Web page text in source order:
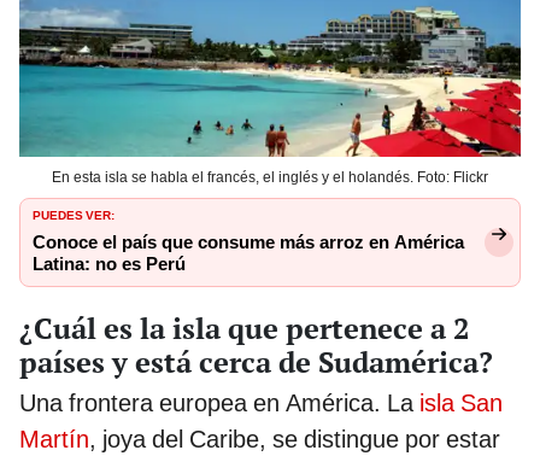
En esta isla se habla el francés, el inglés y el holandés. Foto: Flickr
PUEDES VER:
Conoce el país que consume más arroz en América
Latina: no es Perú
¿Cuál es la isla que pertenece a 2
países y está cerca de Sudamérica?
Una frontera europea en América. La isla San
Martín, joya del Caribe, se distingue por estar